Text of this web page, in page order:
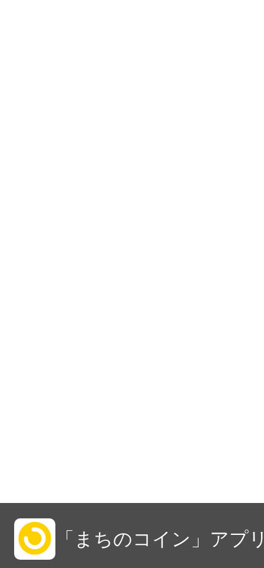
「まちのコイン」アプ